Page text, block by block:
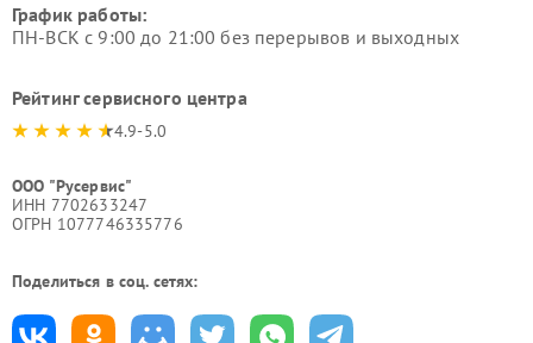
График работы:
ПН-ВСК с 9:00 до 21:00 без перерывов и выходных
Рейтинг сервисного центра
4.9-5.0
ООО "Русервис"
ИНН 7702633247
ОГРН 1077746335776
Поделиться в соц. сетях: